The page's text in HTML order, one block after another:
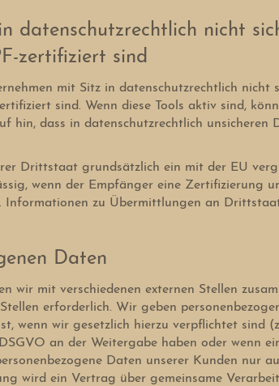
datenschutzrechtlich nicht
zertifiziert sind
mit Sitz in datenschutzrechtlich
sind. Wenn diese Tools aktiv sind,
hin, dass in datenschutzrechtlich
Drittstaat grundsätzlich ein mit der EU
wenn der Empfänger eine Zertifizierung
zu Übermittlungen an
Daten
wir mit verschiedenen externen Stellen
erforderlich. Wir geben
wenn wir gesetzlich hierzu verpflichtet sind
an der Weitergabe haben oder wenn
Daten unserer Kunden nur
wird ein Vertrag über gemeinsame